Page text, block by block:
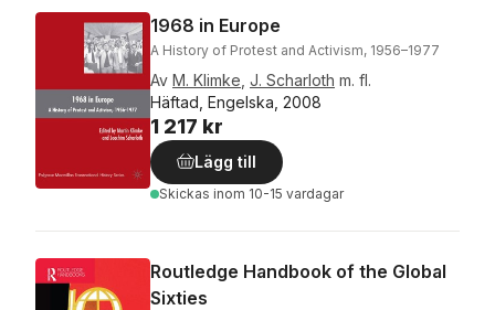
1968 in Europe
A History of Protest and Activism, 1956–1977
Av M. Klimke J. Scharloth m. fl.
Häftad, Engelska, 2008
1 217 kr
Lägg till
Skickas inom 10-15 vardagar
Routledge Handbook of the Global
Sixties